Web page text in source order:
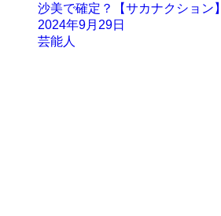
沙美で確定？【サカナクション】
2024年9月29日
芸能人